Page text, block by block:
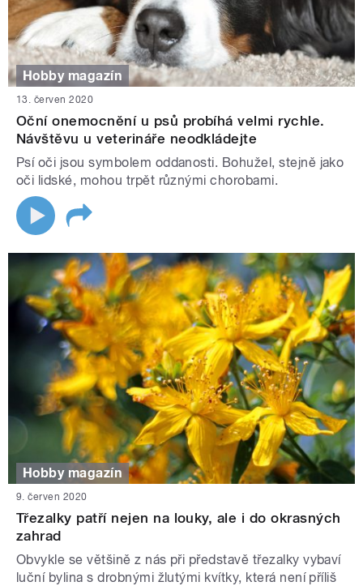
Hobby magazín
13. červen 2020
Oční onemocnění u psů probíhá velmi rychle.
Návštěvu u veterináře neodkládejte
Psí oči jsou symbolem oddanosti. Bohužel, stejně jako
oči lidské, mohou trpět různými chorobami.
Hobby magazín
9. červen 2020
Třezalky patří nejen na louky, ale i do okrasných
zahrad
Obvykle se většině z nás při představě třezalky vybaví
luční bylina s drobnými žlutými kvítky, která není příliš